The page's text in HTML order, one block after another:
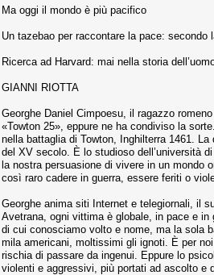
Ma oggi il mondo è più pacifico
Un tazebao per raccontare la pace:
Ricerca ad Harvard: mai nella storia
GIANNI RIOTTA
Georghe Daniel Cimpoesu, il ragazzo
«Towton 25», eppure ne ha condiviso la
nella battaglia di Towton, Inghilterra 1461.
del XV secolo. È lo studioso dell’università
la nostra persuasione di vivere in un mondo
così raro cadere in guerra, essere feriti o
Georghe anima siti Internet e telegiornali, il
Avetrana, ogni vittima è globale, in pace e
di cui conosciamo volto e nome, ma la sola
mila americani, moltissimi gli ignoti. È per
rischia di passare da ingenui. Eppure lo
violenti e aggressivi, più portati ad ascolto e